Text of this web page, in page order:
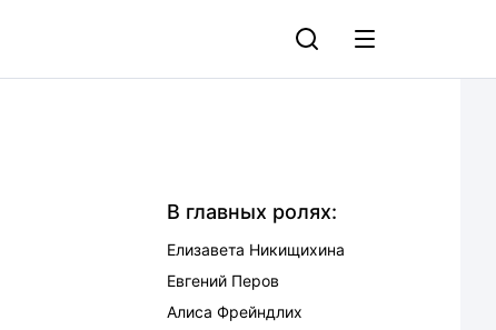
В главных ролях:
Елизавета Никищихина
Евгений Перов
Алиса Фрейндлих